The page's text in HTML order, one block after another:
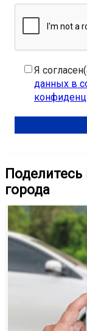
Я
данных в
города